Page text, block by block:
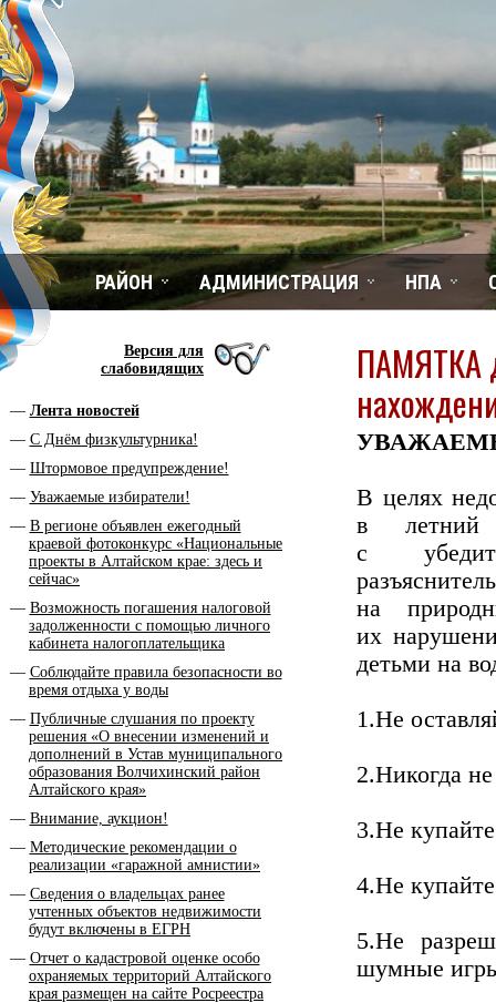
РАЙОН АДМИНИСТРАЦИЯ НПА
Версия для
слабовидящих
Лента новостей
С Днём физкультурника!
Штормовое предупреждение!
Уважаемые избиратели!
В регионе объявлен ежегодный
краевой фотоконкурс «Национальные
проекты в Алтайском крае: здесь и
сейчас»
Возможность погашения налоговой
задолженности с помощью личного
кабинета налогоплательщика
Соблюдайте правила безопасности во
время отдыха у воды
Публичные слушания по проекту
решения «О внесении изменений и
дополнений в Устав муниципального
образования Волчихинский район
Алтайского края»
Внимание, аукцион!
Методические рекомендации о
реализации «гаражной амнистии»
Сведения о владельцах ранее
учтенных объектов недвижимости
будут включены в ЕГРН
Отчет о кадастровой оценке особо
охраняемых территорий Алтайского
края размещен на сайте Росреестра
ПАМЯТКА
В целях
в
с
на
их
детьми на
1.Не
2.Никогда
3.Не
4.Не
5.Не
шумные